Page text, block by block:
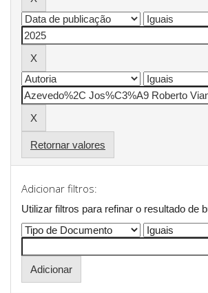
Retornar valores
Adicionar filtros:
Utilizar filtros para refinar o resultado de